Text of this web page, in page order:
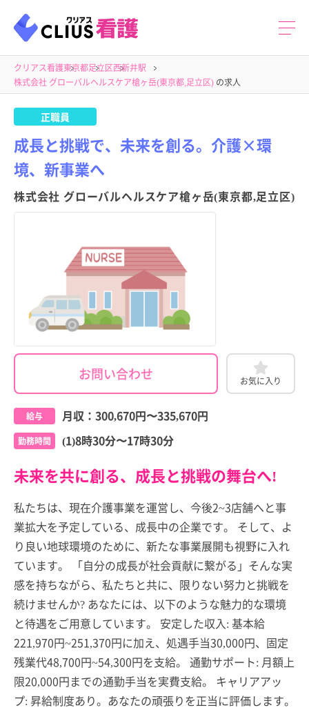
クリアス看護東京都足立区西新井駅
株式会社 グローバルヘルスケア槍ヶ岳(東京都,足立区) の求人
正職員
成長と挑戦で、未来を創る。介護×環
境、新事業へ
株式会社 グローバルヘルスケア槍ヶ岳(東京都,足立区)
お問い合わせ お気に入り
給与 月収： 300,670円〜335,670円
勤務時間 (1)8時30分〜17時30分
未来を共に創る、成長と挑戦の舞台へ!
私たちは、現在介護事業を運営し、今後2~3店舗へと事
業拡大を予定している、成長中の企業です。 そして、よ
り良い地球環境のために、新たな事業展開も視野に入れ
ています。 「自分の成長が社会貢献に繋がる」そんな実
感を持ちながら、私たちと共に、限りない努力と挑戦を
続けませんか? あなたには、以下のような魅力的な環境
と待遇をご用意しています。 安定した収入: 基本給
221,970円~251,370円に加え、処遇手当30,000円、固定
残業代48,700円~54,300円を支給。 通勤サポート: 月額上
限20,000円までの通勤手当を実費支給。 キャリアアッ
プ: 昇給制度あり。あなたの頑張りを正当に評価します。